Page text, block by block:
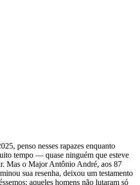
penso nesses rapazes enquanto
tempo — quase ninguém que esteve
Mas o Major Antônio André, aos 87
sua resenha, deixou um testamento
aqueles homens não lutaram só